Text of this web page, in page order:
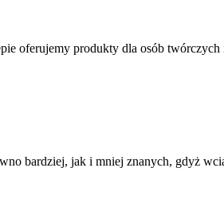
oferujemy produkty dla osób
bardziej, jak i mniej znanych, gdyż